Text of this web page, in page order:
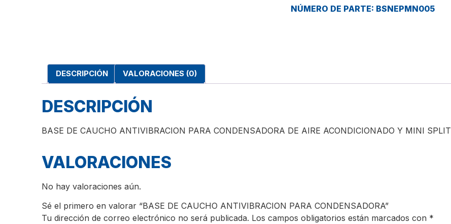
NÚMERO DE PARTE: BSNEPMN005
DESCRIPCIÓN VALORACIONES (0)
DESCRIPCIÓN
BASE DE CAUCHO ANTIVIBRACION PARA CONDENSADORA DE AIRE ACONDICIONADO Y MINI SPLIT
VALORACIONES
No hay valoraciones aún.
Sé el primero en valorar “BASE DE CAUCHO ANTIVIBRACION PARA CONDENSADORA”
Tu dirección de correo electrónico no será publicada. Los campos obligatorios están marcados con *